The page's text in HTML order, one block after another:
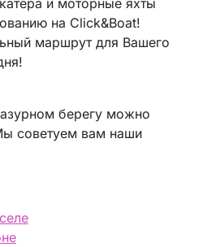
и моторные яхты
на Click&Boat!
маршрут для Вашего
берегу можно
советуем вам наши